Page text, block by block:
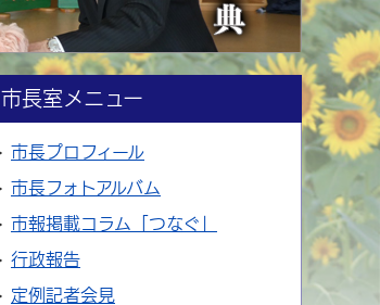
市長室メニュー
市長プロフィール
市長フォトアルバム
市報掲載コラム「つなぐ」
行政報告
定例記者会見